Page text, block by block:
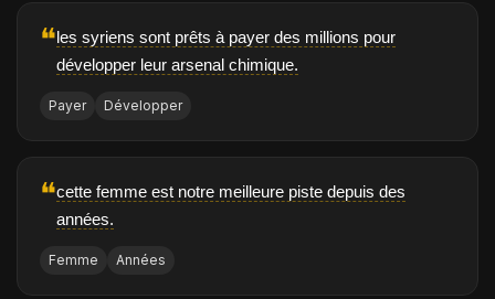
❝les syriens sont prêts à payer des millions pour
développer leur arsenal chimique.
Payer Développer
❝cette femme est notre meilleure piste depuis des
années.
Femme Années